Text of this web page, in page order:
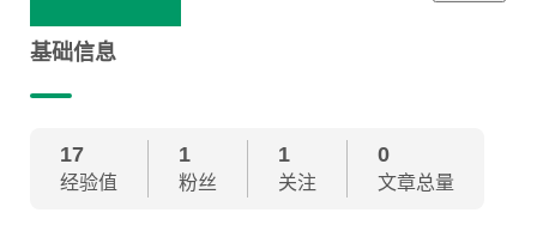
基础信息
17
经验值
1
粉丝
1
关注
0
文章总量